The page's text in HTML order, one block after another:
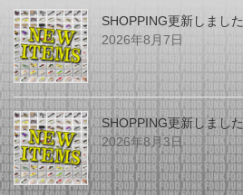
SHOPPING更新しました
2026年8月7日
SHOPPING更新しました
2026年8月3日